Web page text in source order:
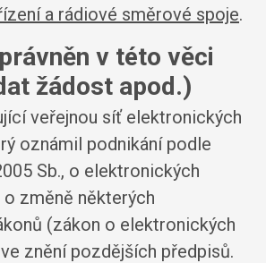
a rádiové směrové spoje.
v této věci
žádost apod.)
veřejnou síť elektronických
oznámil podnikání podle
Sb., o elektronických
změně některých
(zákon o elektronických
znění pozdějších předpisů.